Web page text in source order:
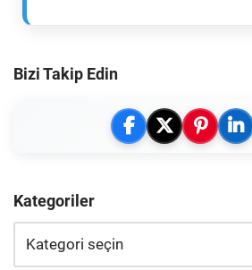
Bizi Takip Edin
Kategoriler